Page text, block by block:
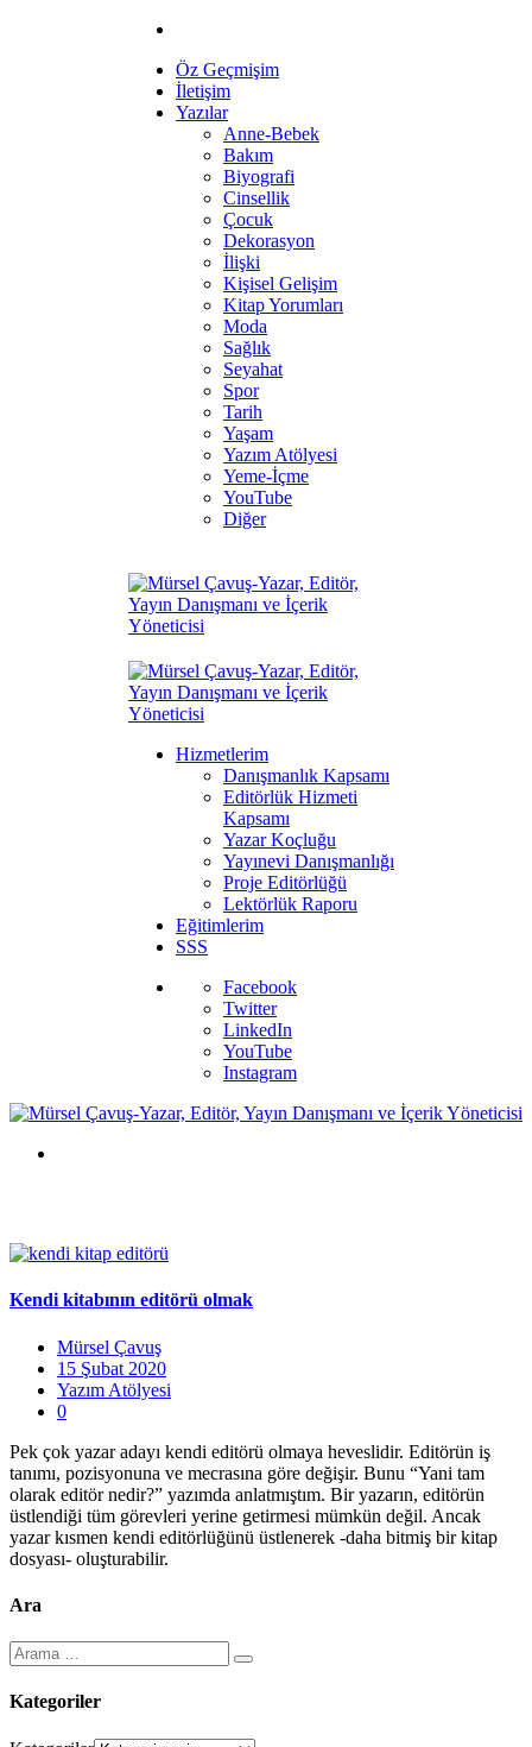
Öz Geçmişim
İletişim
Yazılar
Anne-Bebek
Bakım
Biyografi
Cinsellik
Çocuk
Dekorasyon
İlişki
Kişisel Gelişim
Kitap Yorumları
Moda
Sağlık
Seyahat
Spor
Tarih
Yaşam
Yazım Atölyesi
Yeme-İçme
YouTube
Diğer
Hizmetlerim
Danışmanlık Kapsamı
Editörlük Hizmeti
Kapsamı
Yazar Koçluğu
Yayınevi Danışmanlığı
Proje Editörlüğü
Lektörlük Raporu
Eğitimlerim
SSS
Facebook
Twitter
LinkedIn
YouTube
Instagram
Kendi kitabının editörü olmak
Mürsel Çavuş
15 Şubat 2020
Yazım Atölyesi
0
Pek çok yazar adayı kendi editörü olmaya heveslidir. Editörün iş
tanımı, pozisyonuna ve mecrasına göre değişir. Bunu “Yani tam
olarak editör nedir?” yazımda anlatmıştım. Bir yazarın, editörün
üstlendiği tüm görevleri yerine getirmesi mümkün değil. Ancak
yazar kısmen kendi editörlüğünü üstlenerek -daha bitmiş bir kitap
dosyası- oluşturabilir.
Ara
Kategoriler